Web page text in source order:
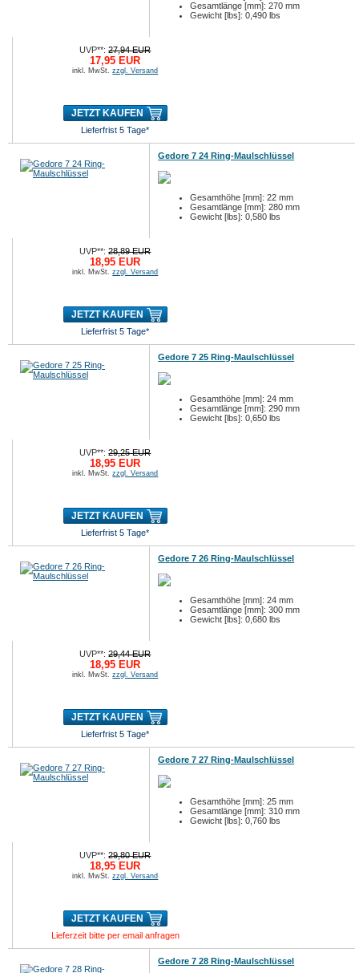
Gesamtlänge [mm]: 270 mm
Gewicht [lbs]: 0,490 lbs
UVP**:27,94 EUR
17,95 EUR
inkl. MwSt.zzgl. Versand
JETZT KAUFEN
Lieferfrist 5 Tage*
Gedore 7 24 Ring-Maulschlüssel
Gesamthöhe [mm]: 22 mm
Gesamtlänge [mm]: 280 mm
Gewicht [lbs]: 0,580 lbs
UVP**:28,89 EUR
18,95 EUR
inkl. MwSt.zzgl. Versand
JETZT KAUFEN
Lieferfrist 5 Tage*
Gedore 7 25 Ring-Maulschlüssel
Gesamthöhe [mm]: 24 mm
Gesamtlänge [mm]: 290 mm
Gewicht [lbs]: 0,650 lbs
UVP**:29,25 EUR
18,95 EUR
inkl. MwSt.zzgl. Versand
JETZT KAUFEN
Lieferfrist 5 Tage*
Gedore 7 26 Ring-Maulschlüssel
Gesamthöhe [mm]: 24 mm
Gesamtlänge [mm]: 300 mm
Gewicht [lbs]: 0,680 lbs
UVP**:29,44 EUR
18,95 EUR
inkl. MwSt.zzgl. Versand
JETZT KAUFEN
Lieferfrist 5 Tage*
Gedore 7 27 Ring-Maulschlüssel
Gesamthöhe [mm]: 25 mm
Gesamtlänge [mm]: 310 mm
Gewicht [lbs]: 0,760 lbs
UVP**:29,80 EUR
18,95 EUR
inkl. MwSt.zzgl. Versand
JETZT KAUFEN
Lieferzeit bitte per email anfragen
Gedore 7 28 Ring-Maulschlüssel